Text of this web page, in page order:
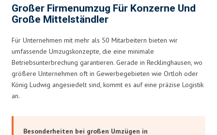
Großer Firmenumzug Für Konzerne Und
Große Mittelständler
Für Unternehmen mit mehr als 50 Mitarbeitern bieten wir
umfassende Umzugskonzepte, die eine minimale
Betriebsunterbrechung garantieren. Gerade in Recklinghausen, wo
größere Unternehmen oft in Gewerbegebieten wie Ortloh oder
König Ludwig angesiedelt sind, kommt es auf eine präzise Logistik
an.
Besonderheiten bei großen Umzügen in